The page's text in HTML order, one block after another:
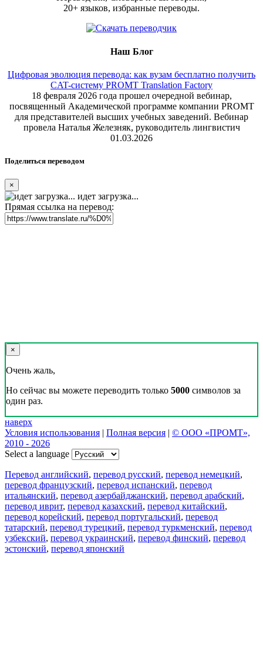
20+ языков, избранные переводы.
Наш Блог
Цифровая эволюция перевода: как вузам бесплатно получить
CAT-систему PROMT Translation Factory
18 февраля 2026 года прошел очередной вебинар,
посвященный Академической программе компании PROMT
для представителей высших учебных заведений. Вебинар
провела Наталья Железняк, руководитель лингвистич
01.03.2026
Поделиться переводом
×
идет загрузка...
Прямая ссылка на перевод:
×
Очень жаль,
Но сейчас вы можете переводить только 5000 символов за
один раз.
наверх
Условия использования | Полная версия | © ООО «ПРОМТ»,
2010 - 2026
Select a language
Перевод английский, перевод русский, перевод немецкий,
перевод французский, перевод испанский, перевод
итальянский, перевод азербайджанский, перевод арабский,
перевод иврит, перевод казахский, перевод китайский,
перевод корейский, перевод португальский, перевод
татарский, перевод турецкий, перевод туркменский, перевод
узбекский, перевод украинский, перевод финский, перевод
эстонский, перевод японский